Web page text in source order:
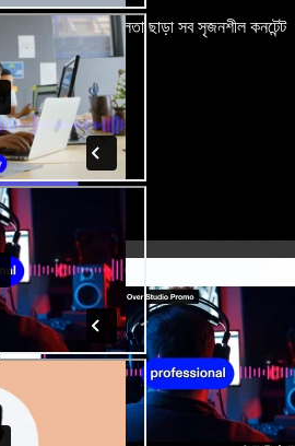
খুলুন—আর দুর্বলতা ছাড়া সব সৃজনশীল কনটেন্ট